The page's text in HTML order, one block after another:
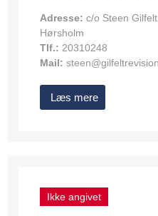
Adresse: c/o Steen
Hørsholm
Tlf.: 20310248
Mail:
Læs mere
Ikke angivet